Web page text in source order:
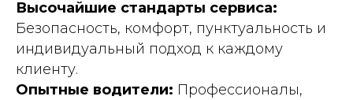
Высочайшие стандарты сервиса:
Безопасность, комфорт, пунктуальность и
индивидуальный подход к каждому
клиенту.
Опытные водители: Профессионалы,